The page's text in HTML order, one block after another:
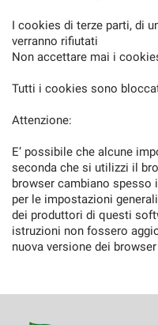
I cookies di terze parti, di
verranno rifiutati
Non accettare mai i
Tutti i cookies sono
Attenzione:
E’ possibile che alcune
seconda che si utilizzi il
browser cambiano spesso
per le impostazioni
dei produttori di questi
istruzioni non fossero
nuova versione dei